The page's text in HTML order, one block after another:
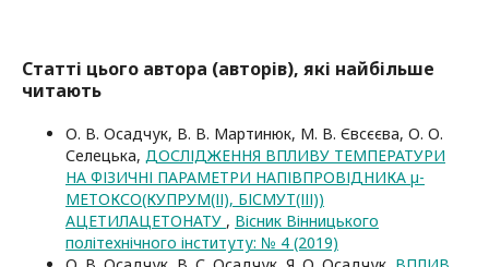
Статті цього автора (авторів), які найбільше
читають
О. В. Осадчук, В. В. Мартинюк, М. В. Євсєєва, О. О.
Селецька, ДОСЛІДЖЕННЯ ВПЛИВУ ТЕМПЕРАТУРИ
НА ФІЗИЧНІ ПАРАМЕТРИ НАПІВПРОВІДНИКА µ-
МЕТОКСО(КУПРУМ(ІІ), БІСМУТ(ІІІ))
АЦЕТИЛАЦЕТОНАТУ , Вісник Вінницького
політехнічного інституту: № 4 (2019)